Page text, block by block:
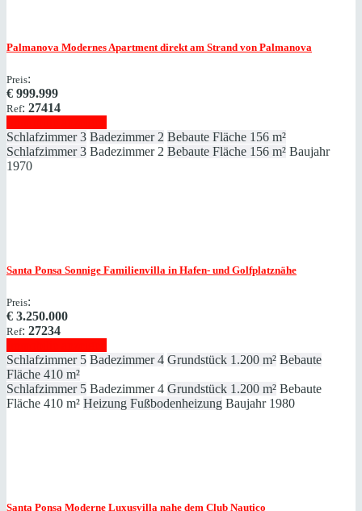
Palmanova Modernes Apartment direkt am Strand von Palmanova
Preis:
€ 999.999
Ref: 27414
Schlafzimmer 3 Badezimmer 2 Bebaute Fläche 156 m²
Schlafzimmer 3 Badezimmer 2 Bebaute Fläche 156 m² Baujahr
1970
Santa Ponsa Sonnige Familienvilla in Hafen- und Golfplatznähe
Preis:
€ 3.250.000
Ref: 27234
Schlafzimmer 5 Badezimmer 4 Grundstück 1.200 m² Bebaute
Fläche 410 m²
Schlafzimmer 5 Badezimmer 4 Grundstück 1.200 m² Bebaute
Fläche 410 m² Heizung Fußbodenheizung Baujahr 1980
Santa Ponsa Moderne Luxusvilla nahe dem Club Nautico